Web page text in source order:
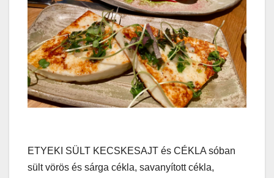
ETYEKI SÜLT KECSKESAJT és CÉKLA sóban
sült vörös és sárga cékla, savanyított cékla,